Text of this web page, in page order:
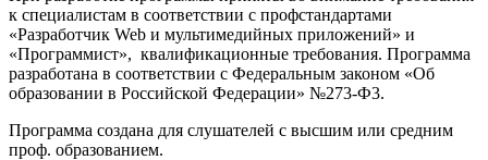
к специалистам в соответствии с профстандартами
«Разработчик Web и мультимедийных приложений» и
«Программист», квалификационные требования. Программа
разработана в соответствии с Федеральным законом «Об
образовании в Российской Федерации» №273-Ф3.
Программа создана для слушателей с высшим или средним
проф. образованием.